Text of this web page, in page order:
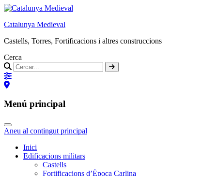
Catalunya Medieval
Castells, Torres, Fortificacions i altres construccions
Cerca
Menú principal
Aneu al contingut principal
Inici
Edificacions militars
Castells
Fortificacions d’Època Carlina